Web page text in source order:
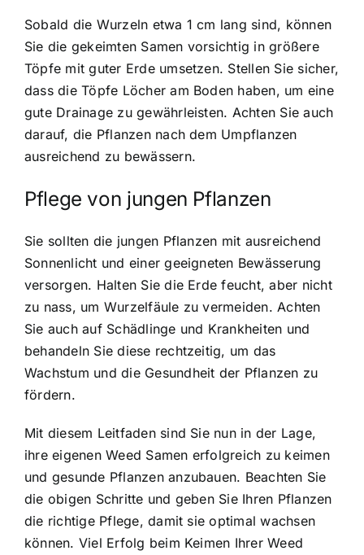
Sobald die Wurzeln etwa 1 cm lang sind, können
Sie die gekeimten Samen vorsichtig in größere
Töpfe mit guter Erde umsetzen. Stellen Sie sicher,
dass die Töpfe Löcher am Boden haben, um eine
gute Drainage zu gewährleisten. Achten Sie auch
darauf, die Pflanzen nach dem Umpflanzen
ausreichend zu bewässern.
Pflege von jungen Pflanzen
Sie sollten die jungen Pflanzen mit ausreichend
Sonnenlicht und einer geeigneten Bewässerung
versorgen. Halten Sie die Erde feucht, aber nicht
zu nass, um Wurzelfäule zu vermeiden. Achten
Sie auch auf Schädlinge und Krankheiten und
behandeln Sie diese rechtzeitig, um das
Wachstum und die Gesundheit der Pflanzen zu
fördern.
Mit diesem Leitfaden sind Sie nun in der Lage,
ihre eigenen Weed Samen erfolgreich zu keimen
und gesunde Pflanzen anzubauen. Beachten Sie
die obigen Schritte und geben Sie Ihren Pflanzen
die richtige Pflege, damit sie optimal wachsen
können. Viel Erfolg beim Keimen Ihrer Weed